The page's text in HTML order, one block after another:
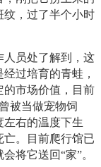
纹，过了半个小时
员处了解到，这
过培育的青蛙，
的市场价值，目前
被当做宠物饲
左右的温度下生
。目前爬行馆已
将它送回“家”。